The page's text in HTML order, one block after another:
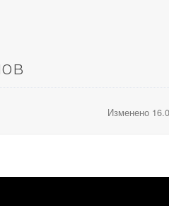
Изменено